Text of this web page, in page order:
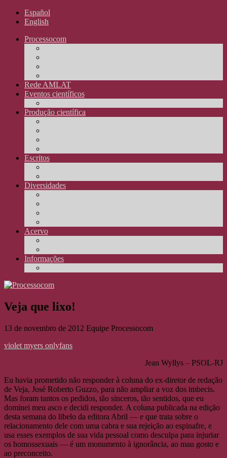
Español
English
Processocom
Rede AMLAT
Eventos científicos
Produção científica
Escritos
Diversidades
Acervo
Informações
Veja que lixo!
13 de novembro de 2012 Equipe Processocom
violet myers onlyfans
Jean Wyllys – PSOL-RJ
Eu havia prometido não responder à coluna do ex-diretor de redação
de Veja, José Roberto Guzzo, para não ampliar a voz dos imbecis.
Mas foram tantos os pedidos, tão sinceros, tão sentidos, que eu
dominei meu asco e decidi responder. A coluna publicada na edição
desta semana do libelo da editora Abril — e que trata sobre o
relacionamento dele com uma cabra e sua rejeição ao espinafre, e
usa esses exemplos de sua vida pessoal como desculpa para injuriar
os homossexuais — é um monumento à ignorância, ao mau gosto e
ao preconceito.